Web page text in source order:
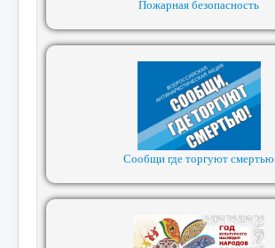
Пожарная безопасность
Сообщи где торгуют смертью